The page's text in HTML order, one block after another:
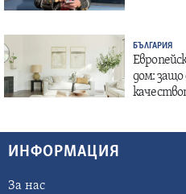
БЪЛГАРИЯ
дом: защо
ИНФОРМАЦИЯ
За нас